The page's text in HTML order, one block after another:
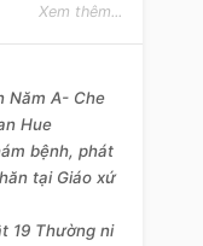
Xem thêm...
Năm A- Che
Hue
bệnh, phát
tại Giáo xứ
19 Thường ni